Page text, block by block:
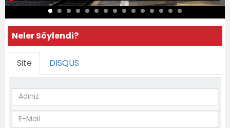
Neler Söylendi?
Site DISQUS